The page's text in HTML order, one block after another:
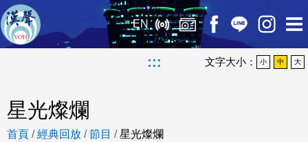
EN
::: 文字大小： 小 中 大
星光燦爛
首頁 /經典回放 /節目 /星光燦爛